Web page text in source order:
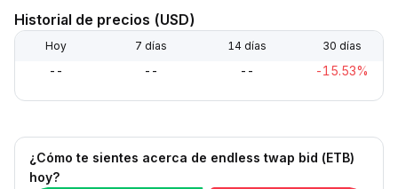
Historial de precios (USD)
Hoy 7 días 14 días 30 días
-- -- -- -15.53%
¿Cómo te sientes acerca de endless twap bid (ETB)
hoy?